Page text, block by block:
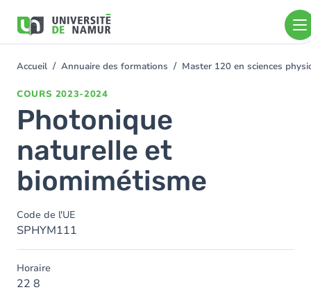
contenu
You
Accueil Annuaire des formations Master 120 en sciences
COURS 2023-2024
Photonique
naturelle et
biomimétisme
Code de l'UE
SPHYM111
Horaire
22 8